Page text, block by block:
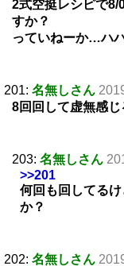
2式空挺レシピで8/
すか？
っていねーか…ハ
201: 名無しさん
8回回して虚無感
203: 名無しさん
>>201
何回も回してる
か？
202: 名無しさん